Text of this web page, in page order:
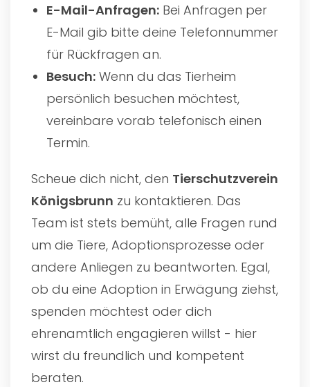
E-Mail-Anfragen: Bei Anfragen per
E-Mail gib bitte deine Telefonnummer
für Rückfragen an.
Besuch: Wenn du das Tierheim
persönlich besuchen möchtest,
vereinbare vorab telefonisch einen
Termin.
Scheue dich nicht, den Tierschutzverein
Königsbrunn zu kontaktieren. Das
Team ist stets bemüht, alle Fragen rund
um die Tiere, Adoptionsprozesse oder
andere Anliegen zu beantworten. Egal,
ob du eine Adoption in Erwägung ziehst,
spenden möchtest oder dich
ehrenamtlich engagieren willst - hier
wirst du freundlich und kompetent
beraten.